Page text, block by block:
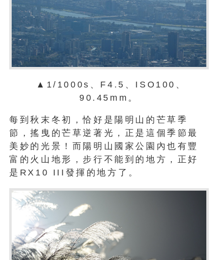
▲1/1000s、F4.5、ISO100、
90.45mm。
每到秋末冬初，恰好是陽明山的芒草季
節，搖曳的芒草逆著光，正是這個季節最
美妙的光景！而陽明山國家公園內也有豐
富的火山地形，步行不能到的地方，正好
是RX10 III發揮的地方了。